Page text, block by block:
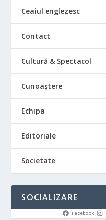
Ceaiul englezesc
Contact
Cultură & Spectacol
Cunoaștere
Echipa
Editoriale
Societate
SOCIALIZARE
Facebook